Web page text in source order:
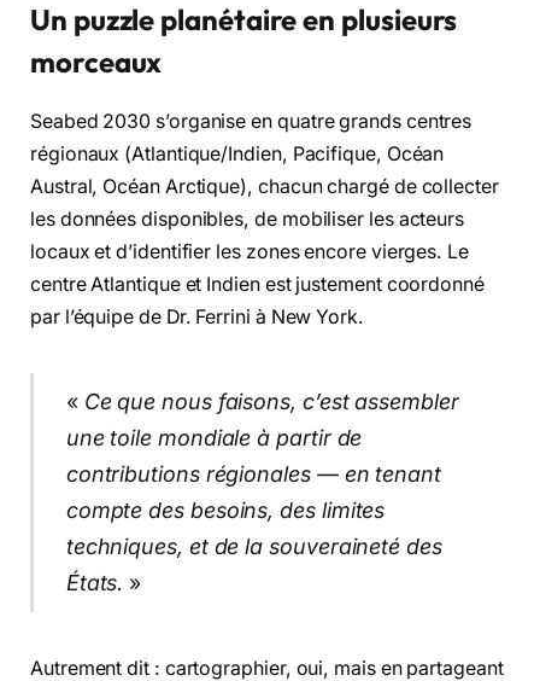
Un puzzle planétaire en plusieurs
morceaux
Seabed 2030 s’organise en quatre grands centres
régionaux (Atlantique/Indien, Pacifique, Océan
Austral, Océan Arctique), chacun chargé de collecter
les données disponibles, de mobiliser les acteurs
locaux et d’identifier les zones encore vierges. Le
centre Atlantique et Indien est justement coordonné
par l’équipe de Dr. Ferrini à New York.
« Ce que nous faisons, c’est assembler
une toile mondiale à partir de
contributions régionales — en tenant
compte des besoins, des limites
techniques, et de la souveraineté des
États. »
Autrement dit : cartographier, oui, mais en partageant